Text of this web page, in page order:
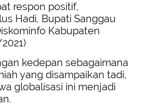
respon positif,
Hadi, Bupati Sanggau
Kabupaten
kedepan sebagaimana
yang disampaikan tadi,
globalisasi ini menjadi